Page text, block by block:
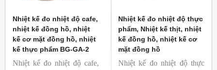
Nhiệt kế đo nhiệt độ cafe,
nhiệt kế đồng hồ, nhiệt
kế cơ mặt đồng hồ, nhiệt
kế thực phẩm BG-GA-2
Nhiệt kế đo nhiệt độ cafe,
Nhiệt kế đo nhiệt độ thực
phẩm, Nhiệt kế thịt, nhiệt
kế đồng hồ, nhiệt kế cơ
mặt đồng hồ
Nhiệt kế đo nhiệt độ thực